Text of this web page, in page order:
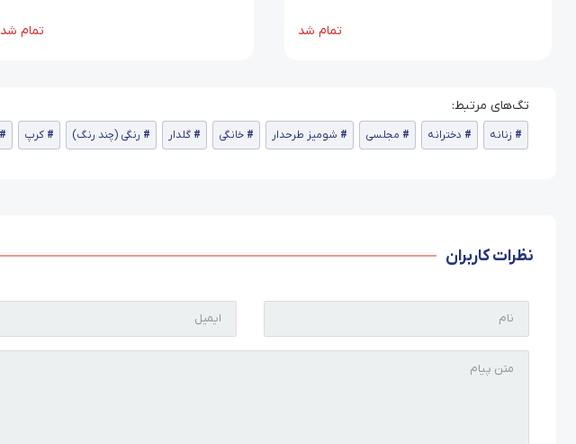
تمام شد تمام شد
زنانه دخترانه مجلسی شومیز طرحدار خانگی گلدار رنگی (چند رنگ) کرپ
نظرات کاربران